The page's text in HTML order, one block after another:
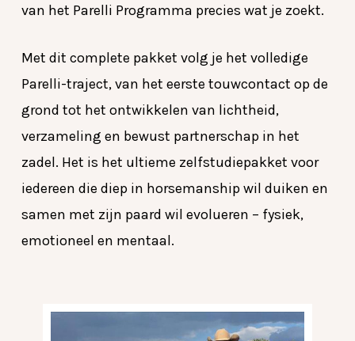
van het Parelli Programma precies wat je zoekt.
Met dit complete pakket volg je het volledige
Parelli-traject, van het eerste touwcontact op de
grond tot het ontwikkelen van lichtheid,
verzameling en bewust partnerschap in het
zadel. Het is het ultieme zelfstudiepakket voor
iedereen die diep in horsemanship wil duiken en
samen met zijn paard wil evolueren – fysiek,
emotioneel en mentaal.